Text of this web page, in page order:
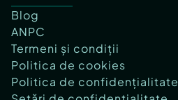
Blog
ANPC
Termeni și condiții
Politica de cookies
Politica de confidențialitate